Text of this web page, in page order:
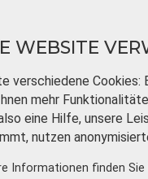
WEBSITE
verschiedene
mehr
eine Hilfe, unsere
nutzen
Informationen finden Sie